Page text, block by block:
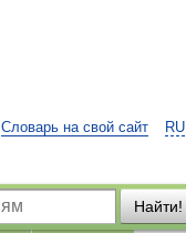
RU
Словарь на свой сайт
Найти!